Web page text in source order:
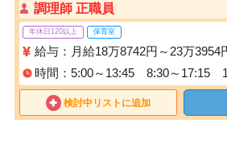
調理師 正職員
年休日120以上 保育室
給与：月給18万8742円～23万
時間：5:00～13:45 8:30～17:15
検討中リストに追加